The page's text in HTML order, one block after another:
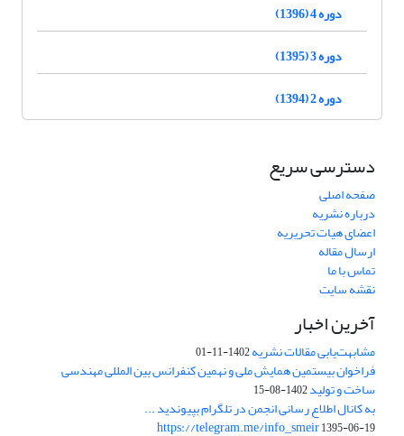
دوره 4 (1396)
دوره 3 (1395)
دوره 2 (1394)
دسترسی سریع
صفحه اصلی
درباره نشریه
اعضای هیات تحریریه
ارسال مقاله
تماس با ما
نقشه سایت
آخرین اخبار
مشابهت‌یابی مقالات نشریه1402-11-01
فراخوان بیستمین همایش ملی و نهمین کنفرانس بین المللی مهندسی
ساخت و تولید1402-08-15
به کانال اطلاع رسانی انجمن در تلگرام بپیوندید ...
https://telegram.me/info_smeir1395-06-19